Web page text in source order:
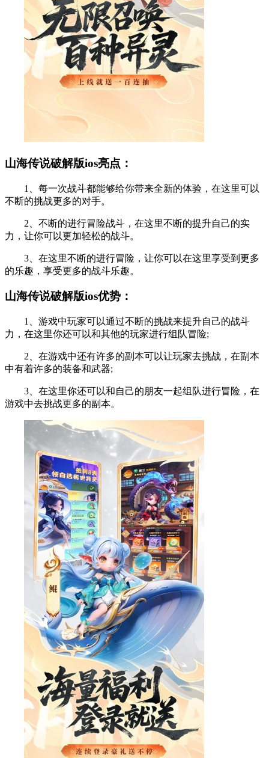
山海传说破解版ios亮点：
1、每一次战斗都能够给你带来全新的体验，在这里可以
不断的挑战更多的对手。
2、不断的进行冒险战斗，在这里不断的提升自己的实
力，让你可以更加轻松的战斗。
3、在这里不断的进行冒险，让你可以在这里享受到更多
的乐趣，享受更多的战斗乐趣。
山海传说破解版ios优势：
1、游戏中玩家可以通过不断的挑战来提升自己的战斗
力，在这里你还可以和其他的玩家进行组队冒险;
2、在游戏中还有许多的副本可以让玩家去挑战，在副本
中有着许多的装备和武器;
3、在这里你还可以和自己的朋友一起组队进行冒险，在
游戏中去挑战更多的副本。